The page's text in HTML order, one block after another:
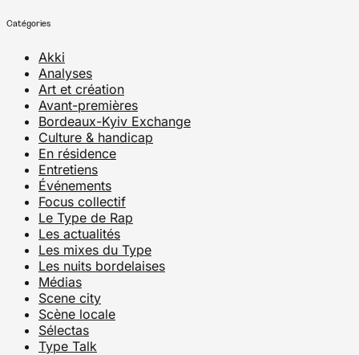
Catégories
Akki
Analyses
Art et création
Avant-premières
Bordeaux-Kyiv Exchange
Culture & handicap
En résidence
Entretiens
Événements
Focus collectif
Le Type de Rap
Les actualités
Les mixes du Type
Les nuits bordelaises
Médias
Scene city
Scène locale
Sélectas
Type Talk